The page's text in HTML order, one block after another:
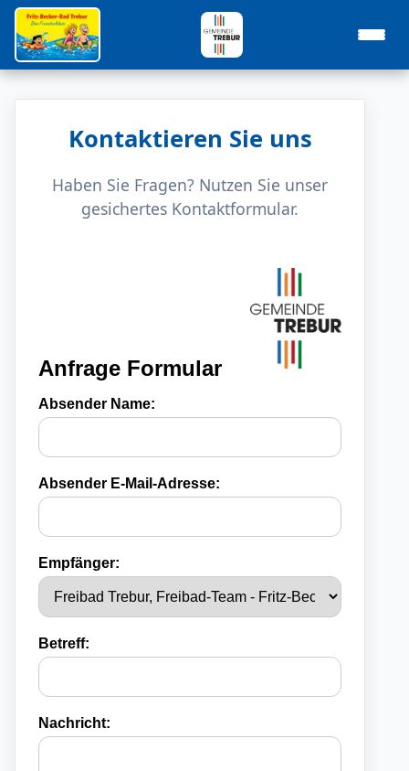
Kontaktieren Sie uns
Haben Sie Fragen? Nutzen Sie unser
gesichertes Kontaktformular.